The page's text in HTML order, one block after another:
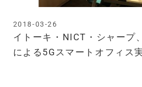
イトーキ・NICT・シャープ
による5Gスマートオフィス
2018-03-26